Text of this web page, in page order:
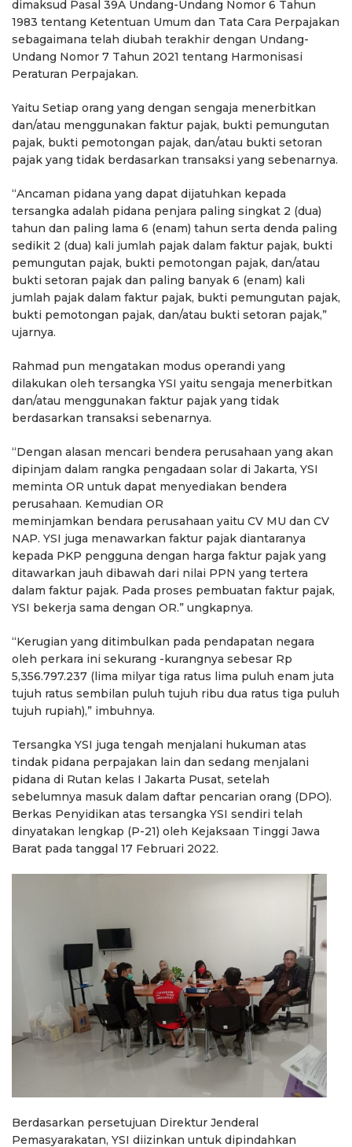
dimaksud Pasal 39A Undang-Undang Nomor 6 Tahun
1983 tentang Ketentuan Umum dan Tata Cara Perpajakan
sebagaimana telah diubah terakhir dengan Undang-
Undang Nomor 7 Tahun 2021 tentang Harmonisasi
Peraturan Perpajakan.
Yaitu Setiap orang yang dengan sengaja menerbitkan
dan/atau menggunakan faktur pajak, bukti pemungutan
pajak, bukti pemotongan pajak, dan/atau bukti setoran
pajak yang tidak berdasarkan transaksi yang sebenarnya.
“Ancaman pidana yang dapat dijatuhkan kepada
tersangka adalah pidana penjara paling singkat 2 (dua)
tahun dan paling lama 6 (enam) tahun serta denda paling
sedikit 2 (dua) kali jumlah pajak dalam faktur pajak, bukti
pemungutan pajak, bukti pemotongan pajak, dan/atau
bukti setoran pajak dan paling banyak 6 (enam) kali
jumlah pajak dalam faktur pajak, bukti pemungutan pajak,
bukti pemotongan pajak, dan/atau bukti setoran pajak,”
ujarnya.
Rahmad pun mengatakan modus operandi yang
dilakukan oleh tersangka YSI yaitu sengaja menerbitkan
dan/atau menggunakan faktur pajak yang tidak
berdasarkan transaksi sebenarnya.
“Dengan alasan mencari bendera perusahaan yang akan
dipinjam dalam rangka pengadaan solar di Jakarta, YSI
meminta OR untuk dapat menyediakan bendera
perusahaan. Kemudian OR
meminjamkan bendara perusahaan yaitu CV MU dan CV
NAP. YSI juga menawarkan faktur pajak diantaranya
kepada PKP pengguna dengan harga faktur pajak yang
ditawarkan jauh dibawah dari nilai PPN yang tertera
dalam faktur pajak. Pada proses pembuatan faktur pajak,
YSI bekerja sama dengan OR.” ungkapnya.
“Kerugian yang ditimbulkan pada pendapatan negara
oleh perkara ini sekurang -kurangnya sebesar Rp
5,356.797.237 (lima milyar tiga ratus lima puluh enam juta
tujuh ratus sembilan puluh tujuh ribu dua ratus tiga puluh
tujuh rupiah),” imbuhnya.
Tersangka YSI juga tengah menjalani hukuman atas
tindak pidana perpajakan lain dan sedang menjalani
pidana di Rutan kelas I Jakarta Pusat, setelah
sebelumnya masuk dalam daftar pencarian orang (DPO).
Berkas Penyidikan atas tersangka YSI sendiri telah
dinyatakan lengkap (P-21) oleh Kejaksaan Tinggi Jawa
Barat pada tanggal 17 Februari 2022.
Berdasarkan persetujuan Direktur Jenderal
Pemasyarakatan, YSI diizinkan untuk dipindahkan